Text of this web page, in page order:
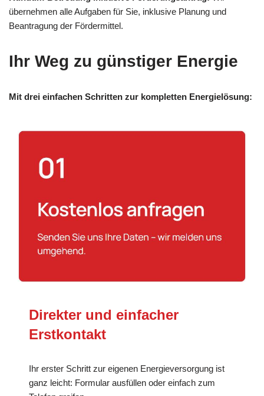
übernehmen alle Aufgaben für Sie, inklusive Planung und
Beantragung der Fördermittel.
Ihr Weg zu günstiger Energie
Mit drei einfachen Schritten zur kompletten Energielösung:
Direkter und einfacher
Erstkontakt
Ihr erster Schritt zur eigenen Energieversorgung ist
ganz leicht: Formular ausfüllen oder einfach zum